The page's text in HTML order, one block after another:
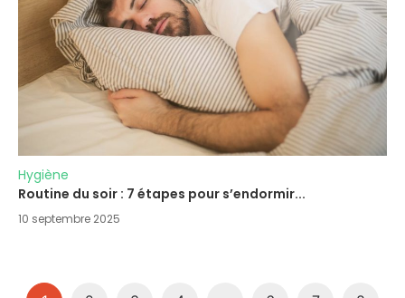
Hygiène
Routine du soir : 7 étapes pour s’endormir...
10 septembre 2025